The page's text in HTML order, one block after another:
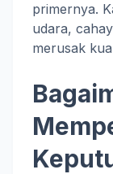
primernya.
udara,
merusak